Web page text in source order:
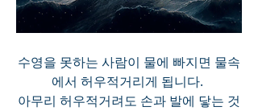
수영을 못하는 사람이 물에 빠지면 물속
에서 허우적거리게 됩니다.
아무리 허우적거려도 손과 발에 닿는 것